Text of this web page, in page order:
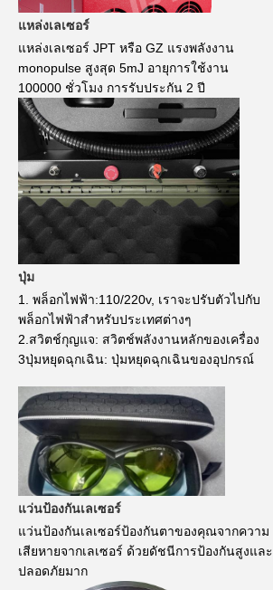
แหล่งเลเซอร์
แหล่งเลเซอร์ JPT หรือ GZ แรงพลังงาน
monopulse สูงสุด 5mJ อายุการใช้งาน
100000 ชั่วโมง การรับประกัน 2 ปี
ปุ่ม
1. พล็อกไฟฟ้า:110/220v, เราจะปรับตัวไปกับ
พล็อกไฟฟ้าสําหรับประเทศต่างๆ
2.สวิตช์กุญแจ: สวิตช์พลังงานหลักของเครื่อง
3ปุ่มหยุดฉุกเฉิน: ปุ่มหยุดฉุกเฉินของอุปกรณ์
แว่นป้องกันเลเซอร์
แว่นป้องกันเลเซอร์ป้องกันตาของคุณจากความ
เสียหายจากเลเซอร์ ด้วยดัชนีการป้องกันสูงและ
ปลอดภัยมาก